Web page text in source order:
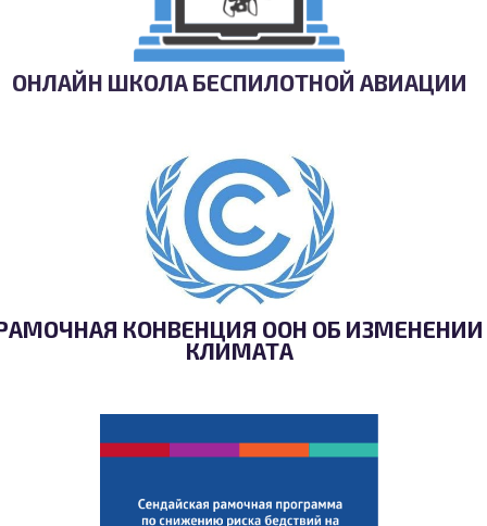
ОНЛАЙН ШКОЛА БЕСПИЛОТНОЙ АВИАЦИИ
КОНВЕНЦИЯ ООН ОБ ИЗМЕНЕНИИ
КЛИМАТА